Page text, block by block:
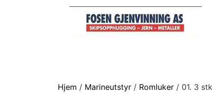
Hjem / Marineutstyr/ Romluker/ 01. 3